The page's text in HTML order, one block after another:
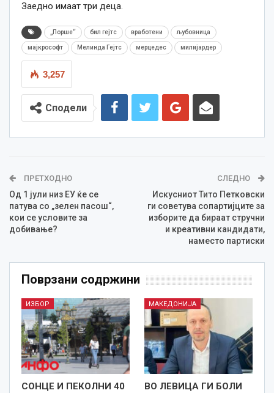
Заедно имаат три деца.
„Порше“ бил гејтс вработени љубовница
мајкрософт Мелинда Гејтс мерцедес милијардер
3,257
Сподели
ПРЕТХОДНО
Од 1 јули низ ЕУ ќе се
патува со „зелен пасош“,
кои се условите за
добивање?
СЛЕДНО
Искусниот Тито Петковски
ги советува сопартијците за
изборите да бираат стручни
и креативни кандидати,
наместо партиски
Поврзани содржини
ИЗБОР
СОНЦЕ И ПЕКОЛНИ 40
МАКЕДОНИЈА
ВО ЛЕВИЦА ГИ БОЛИ